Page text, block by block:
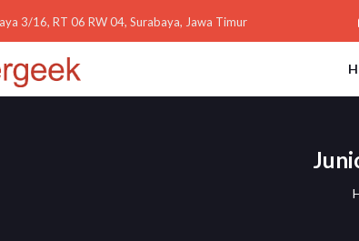
3/16, RT 06 RW 04, Surabaya, Jawa Timur